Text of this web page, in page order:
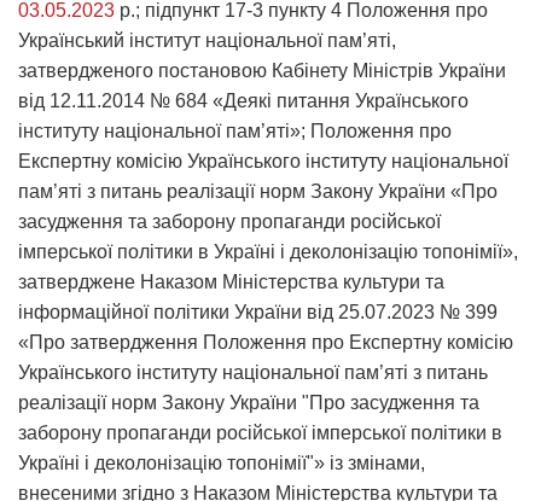
03.05.2023 р.; підпункт 17-3 пункту 4 Положення про
Український інститут національної пам’яті,
затвердженого постановою Кабінету Міністрів України
від 12.11.2014 № 684 «Деякі питання Українського
інституту національної пам’яті»; Положення про
Експертну комісію Українського інституту національної
пам’яті з питань реалізації норм Закону України «Про
засудження та заборону пропаганди російської
імперської політики в Україні і деколонізацію топонімії»,
затверджене Наказом Міністерства культури та
інформаційної політики України від 25.07.2023 № 399
«Про затвердження Положення про Експертну комісію
Українського інституту національної пам’яті з питань
реалізації норм Закону України "Про засудження та
заборону пропаганди російської імперської політики в
Україні і деколонізацію топонімії"» із змінами,
внесеними згідно з Наказом Міністерства культури та